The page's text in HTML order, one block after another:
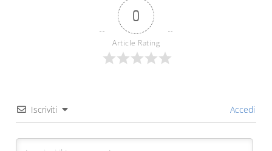
0
Article Rating
Iscriviti Accedi